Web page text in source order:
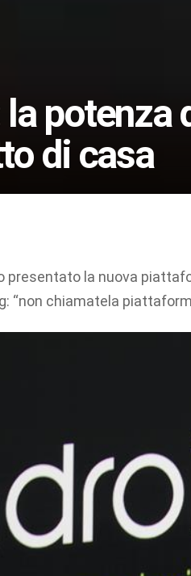
potenza
di casa
presentato la nuova
“non chiamatela